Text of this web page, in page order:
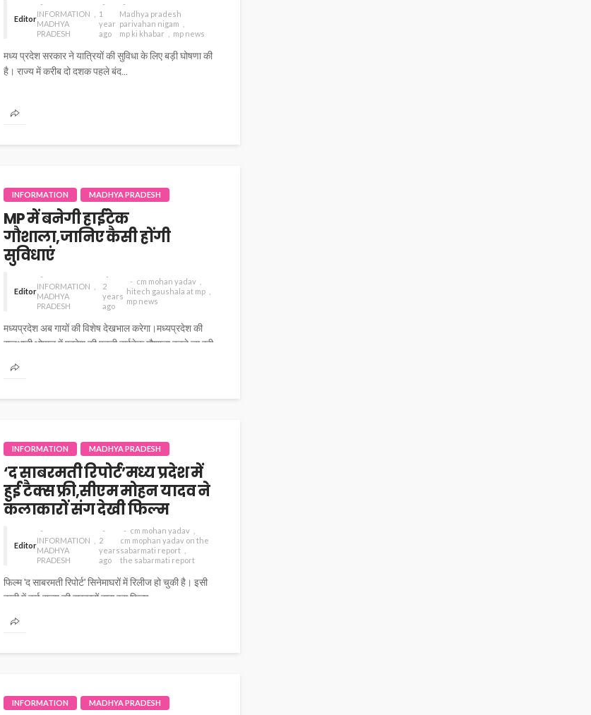
Editor
INFORMATION
MADHYA
PRADESH
1
year
ago
Madhya pradesh
parivahan nigam
mp ki khabar
mp news
मध्य प्रदेश सरकार ने यात्रियों की सुविधा के लिए बड़ी घोषणा की
है। राज्य में करीब दो दशक पहले बंद...
INFORMATION MADHYA PRADESH
MP में बनेगी हाईटेक
गौशाला,जानिए कैसी होंगी
सुविधाएं
Editor
INFORMATION
MADHYA
PRADESH
2
years
ago
cm mohan yadav
hitech gaushala at mp
mp news
मध्यप्रदेश अब गायों की विशेष देखभाल करेगा।मध्यप्रदेश की
राजधानी भोपाल में प्रदेश की पहली हाईटेक गौशाला बनने जा रही
INFORMATION MADHYA PRADESH
‘द साबरमती रिपोर्ट’मध्य प्रदेश में
हुई टैक्स फ्री,सीएम मोहन यादव ने
कलाकारों संग देखी फिल्म
Editor
INFORMATION
MADHYA
PRADESH
2
years
ago
cm mohan yadav
cm mophan yadav on the
sabarmati report
the sabarmati report
फिल्म 'द साबरमती रिपोर्ट' सिनेमाघरों में रिलीज हो चुकी है। इसी
कड़ी में कई राज्य की सरकारों द्वारा इस फिल्म...
INFORMATION MADHYA PRADESH